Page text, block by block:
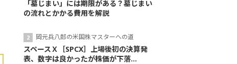
「墓じまい」には期限がある？墓じまい
の流れとかかる費用を解説
岡元兵八郎の米国株マスターへの道
スペースＸ［SPCX］上場後初の決算発
表、数字は良かったが株価が下落...